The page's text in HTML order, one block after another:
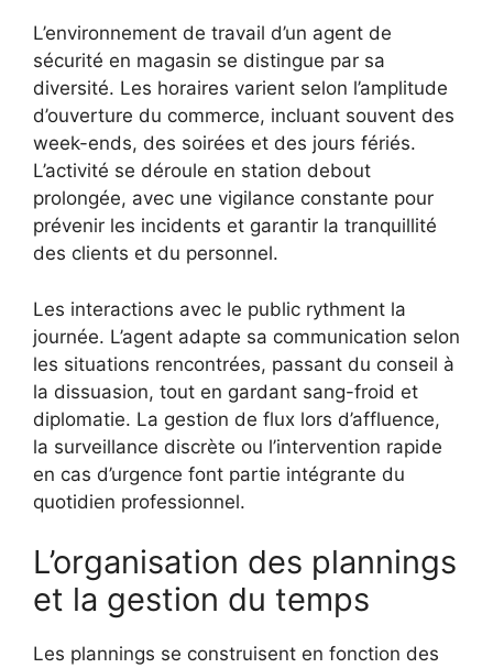
L’environnement de travail d’un agent de
sécurité en magasin se distingue par sa
diversité. Les horaires varient selon l’amplitude
d’ouverture du commerce, incluant souvent des
week-ends, des soirées et des jours fériés.
L’activité se déroule en station debout
prolongée, avec une vigilance constante pour
prévenir les incidents et garantir la tranquillité
des clients et du personnel.
Les interactions avec le public rythment la
journée. L’agent adapte sa communication selon
les situations rencontrées, passant du conseil à
la dissuasion, tout en gardant sang-froid et
diplomatie. La gestion de flux lors d’affluence,
la surveillance discrète ou l’intervention rapide
en cas d’urgence font partie intégrante du
quotidien professionnel.
L’organisation des plannings
et la gestion du temps
Les plannings se construisent en fonction des